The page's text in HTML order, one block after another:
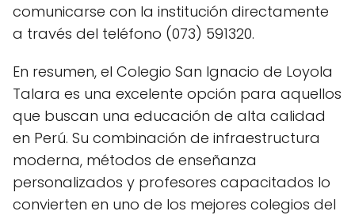
comunicarse con la institución directamente
a través del teléfono (073) 591320.
En resumen, el Colegio San Ignacio de Loyola
Talara es una excelente opción para aquellos
que buscan una educación de alta calidad
en Perú. Su combinación de infraestructura
moderna, métodos de enseñanza
personalizados y profesores capacitados lo
convierten en uno de los mejores colegios del